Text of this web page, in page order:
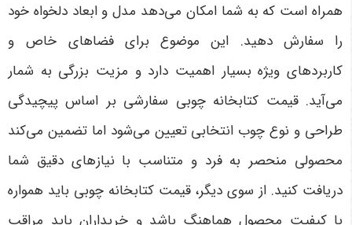
همراه است که به شما امکان می‌دهد مدل و ابعاد دلخواه خود
را سفارش دهید. این موضوع برای فضاهای خاص و
کاربردهای ویژه بسیار اهمیت دارد و مزیت بزرگی به شمار
می‌آید. قیمت کتابخانه چوبی سفارشی بر اساس پیچیدگی
طراحی و نوع چوب انتخابی تعیین می‌شود اما تضمین می‌کند
محصولی منحصر به فرد و متناسب با نیازهای دقیق شما
دریافت کنید. از سوی دیگر، قیمت کتابخانه چوبی باید همواره